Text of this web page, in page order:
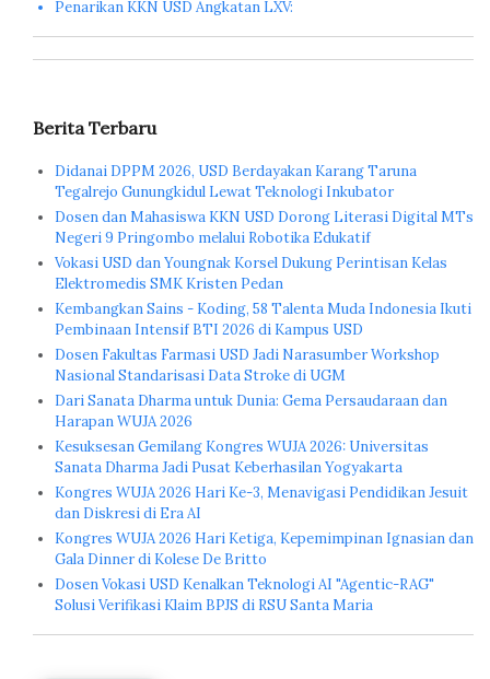
Penarikan KKN USD Angkatan LXV:
Berita Terbaru
Didanai DPPM 2026, USD Berdayakan Karang Taruna
Tegalrejo Gunungkidul Lewat Teknologi Inkubator
Dosen dan Mahasiswa KKN USD Dorong Literasi Digital MTs
Negeri 9 Pringombo melalui Robotika Edukatif
Vokasi USD dan Youngnak Korsel Dukung Perintisan Kelas
Elektromedis SMK Kristen Pedan
Kembangkan Sains - Koding, 58 Talenta Muda Indonesia Ikuti
Pembinaan Intensif BTI 2026 di Kampus USD
Dosen Fakultas Farmasi USD Jadi Narasumber Workshop
Nasional Standarisasi Data Stroke di UGM
Dari Sanata Dharma untuk Dunia: Gema Persaudaraan dan
Harapan WUJA 2026
Kesuksesan Gemilang Kongres WUJA 2026: Universitas
Sanata Dharma Jadi Pusat Keberhasilan Yogyakarta
Kongres WUJA 2026 Hari Ke-3, Menavigasi Pendidikan Jesuit
dan Diskresi di Era AI
Kongres WUJA 2026 Hari Ketiga, Kepemimpinan Ignasian dan
Gala Dinner di Kolese De Britto
Dosen Vokasi USD Kenalkan Teknologi AI "Agentic-RAG"
Solusi Verifikasi Klaim BPJS di RSU Santa Maria